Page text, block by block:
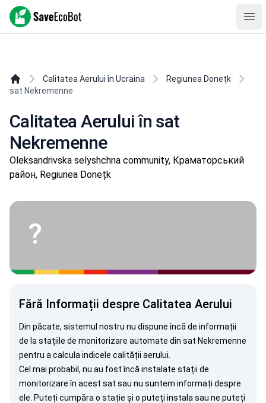
SaveEcoBot
Calitatea Aerului în Ucraina
Regiunea Donețk
sat Nekremenne
Calitatea Aerului în sat
Nekremenne
Oleksandrivska selyshchna community, Краматорський
район, Regiunea Donețk
?
Fără Informații despre Calitatea Aerului
Din păcate, sistemul nostru nu dispune încă de informații
de la stațiile de monitorizare automate din sat Nekremenne
pentru a calcula indicele calității aerului.
Cel mai probabil, nu au fost încă instalate stații de
monitorizare în acest sat sau nu suntem informați despre
ele. Puteți cumpăra o stație și o puteți instala sau ne puteți